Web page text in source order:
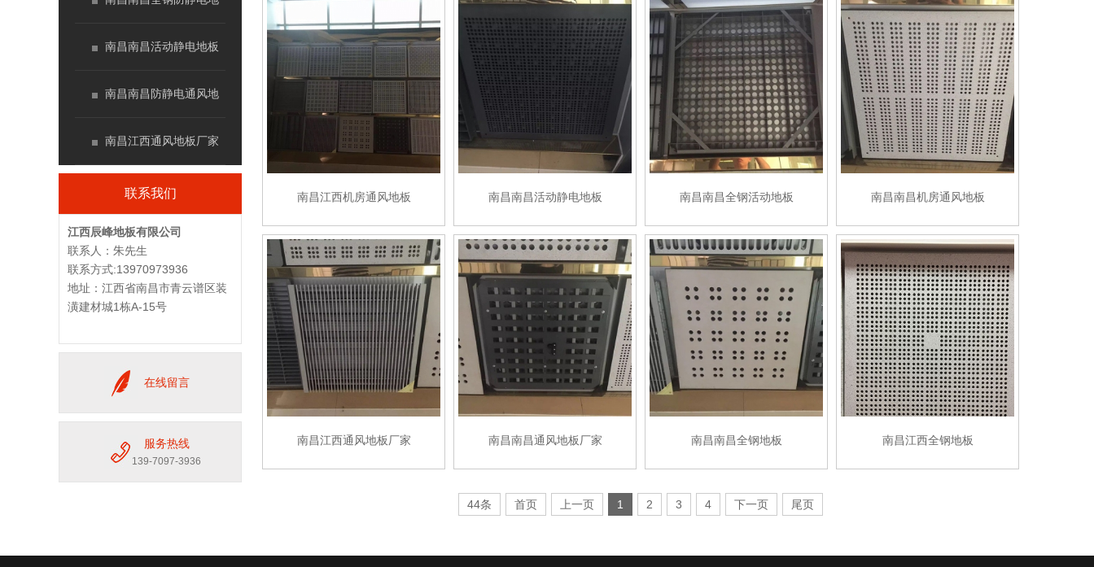
南昌江西机房通风地板 南昌南昌活动静电地板 南昌南昌全钢活动地板 南昌南昌机房通风地板
南昌江西通风地板厂家 南昌南昌通风地板厂家 南昌南昌全钢地板 南昌江西全钢地板
44条 首页 上一页 1 2 3 4 下一页 尾页
板
南昌南昌活动静电地板
价格
南昌南昌防静电通风地
板厂家
南昌江西通风地板厂家
联系我们
江西辰峰地板有限公司
联系人：朱先生
联系方式:13970973936
地址：江西省南昌市青云谱区装
潢建材城1栋A-15号
在线留言
服务热线
139-7097-3936